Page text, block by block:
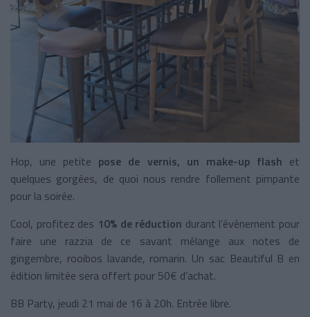
Hop, une petite pose de vernis, un make-up flash et
quelques gorgées, de quoi nous rendre follement pimpante
pour la soirée.
Cool, profitez des 10% de réduction durant l’événement pour
faire une razzia de ce savant mélange aux notes de
gingembre, rooibos lavande, romarin. Un sac Beautiful B en
édition limitée sera offert pour 50€ d’achat.
BB Party, jeudi 21 mai de 16 à 20h. Entrée libre.